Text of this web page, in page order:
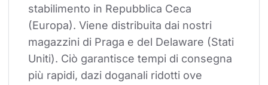
stabilimento in Repubblica Ceca
(Europa). Viene distribuita dai nostri
magazzini di Praga e del Delaware (Stati
Uniti). Ciò garantisce tempi di consegna
più rapidi, dazi doganali ridotti ove